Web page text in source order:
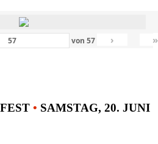
von57 › »
• SAMSTAG, 20. JUNI